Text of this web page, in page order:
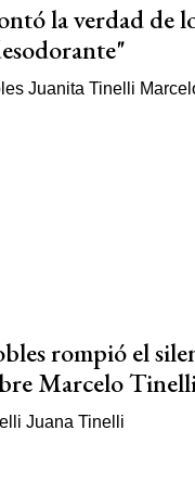
la verdad de
rompió el
Marcelo